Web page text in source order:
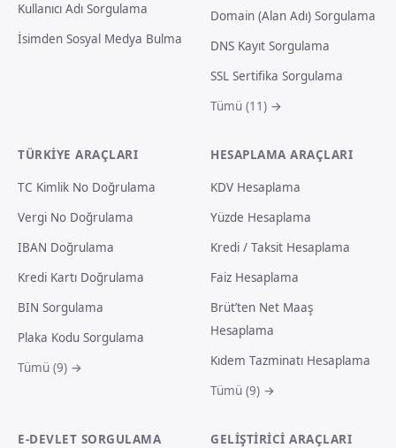
Kullanıcı Adı Sorgulama
İsimden Sosyal Medya Bulma
Domain (Alan Adı) Sorgulama
DNS Kayıt Sorgulama
SSL Sertifika Sorgulama
Tümü (11) →
TÜRKIYE ARAÇLARI
TC Kimlik No Doğrulama
Vergi No Doğrulama
IBAN Doğrulama
Kredi Kartı Doğrulama
BIN Sorgulama
Plaka Kodu Sorgulama
Tümü (9) →
HESAPLAMA ARAÇLARI
KDV Hesaplama
Yüzde Hesaplama
Kredi / Taksit Hesaplama
Faiz Hesaplama
Brüt’ten Net Maaş
Hesaplama
Kıdem Tazminatı Hesaplama
Tümü (9) →
E-DEVLET SORGULAMA GELIŞTIRICI ARAÇLARI